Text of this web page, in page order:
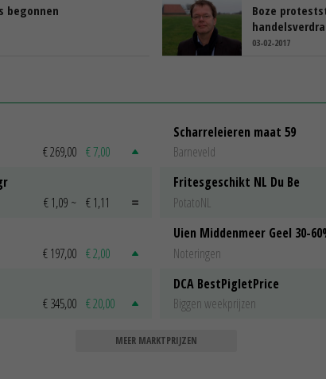
begonnen
Boze
03-02-2017
€ 269,00 € 7,00
€ 1,09 ~ € 1,11
€ 197,00 € 2,00
€ 345,00 € 20,00
Scharreleieren maat 59
Barneveld
Fritesgeschikt NL Du Be
PotatoNL
Uien Middenmeer Geel 30-
Noteringen
DCA BestPigletPrice
Biggen weekprijzen
MEER MARKTPRIJZEN